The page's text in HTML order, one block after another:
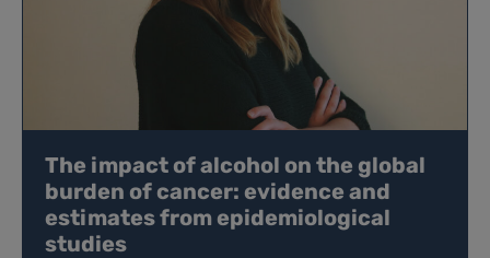
The impact of alcohol on the global
burden of cancer: evidence and
estimates from epidemiological
studies